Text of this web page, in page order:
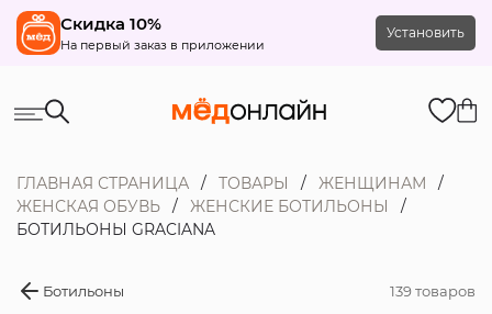
Скидка 10%
На первый заказ в приложении
Установить
ГЛАВНАЯ СТРАНИЦА ТОВАРЫ
ЖЕНЩИНАМ
ЖЕНСКАЯ ОБУВЬ
ЖЕНСКИЕ БОТИЛЬОНЫ
БОТИЛЬОНЫ GRACIANA
Ботильоны 139 товаров